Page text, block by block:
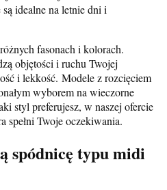
idealne na letnie dni i
fasonach i kolorach.
objętości i ruchu Twojej
i lekkość. Modele z rozcięciem
wyborem na wieczorne
styl preferujesz, w naszej ofercie
spełni Twoje oczekiwania.
spódnicę typu midi